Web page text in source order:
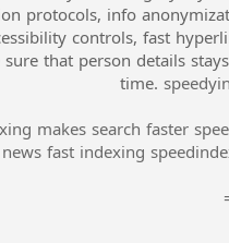
protocols, info
controls, fast
sure that person details
time.
makes search faster
fast indexing